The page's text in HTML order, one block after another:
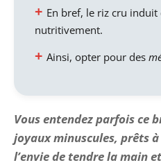
En bref, le riz cru
nutritivement.
Ainsi, opter pour des
Vous entendez parfois ce
joyaux minuscules, prêts
l’envie de tendre la main